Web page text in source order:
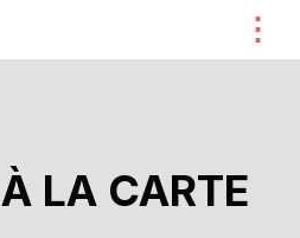
⋮
LA CARTE